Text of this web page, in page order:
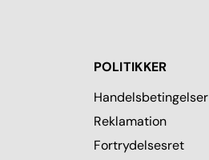
POLITIKKER
Handelsbetingelser
Reklamation
Fortrydelsesret